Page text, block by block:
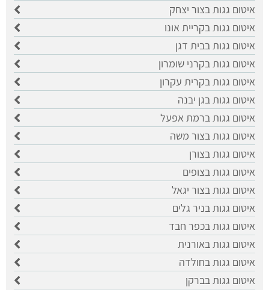
איטום גגות בצור יצחק
איטום גגות בקריית אונו
איטום גגות בבית דגן
איטום גגות בקרני שומרון
איטום גגות בקרית עקרון
איטום גגות בגן יבנה
איטום גגות ברמת אפעל
איטום גגות בצור משה
איטום גגות בצורן
איטום גגות בצופים
איטום גגות בצור יגאל
איטום גגות בניר גלים
איטום גגות בכפר חבד
איטום גגות באורנית
איטום גגות בחולדה
איטום גגות בברקן